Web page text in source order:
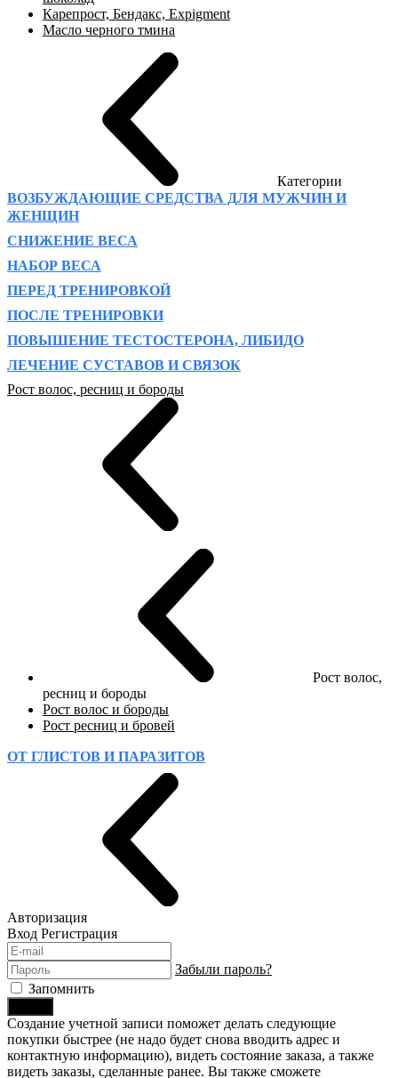
Карепрост, Бендакс, Expigment
Масло черного тмина
Категории
ВОЗБУЖДАЮЩИЕ СРЕДСТВА ДЛЯ МУЖЧИН И
ЖЕНЩИН
СНИЖЕНИЕ ВЕСА
НАБОР ВЕСА
ПЕРЕД ТРЕНИРОВКОЙ
ПОСЛЕ ТРЕНИРОВКИ
ПОВЫШЕНИЕ ТЕСТОСТЕРОНА, ЛИБИДО
ЛЕЧЕНИЕ СУСТАВОВ И СВЯЗОК
Рост волос, ресниц и бороды
Рост волос,
ресниц и бороды
Рост волос и бороды
Рост ресниц и бровей
ОТ ГЛИСТОВ И ПАРАЗИТОВ
Авторизация
Вход Регистрация
Забыли пароль?
Запомнить
Создание учетной записи поможет делать следующие
покупки быстрее (не надо будет снова вводить адрес и
контактную информацию), видеть состояние заказа, а также
видеть заказы, сделанные ранее. Вы также сможете